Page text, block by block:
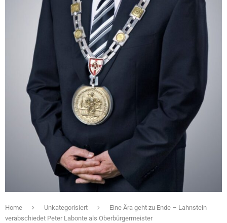
Home Unkategorisiert
Eine Ära geht zu Ende – Lahnstein
verabschiedet Peter Labonte als Oberbürgermeister